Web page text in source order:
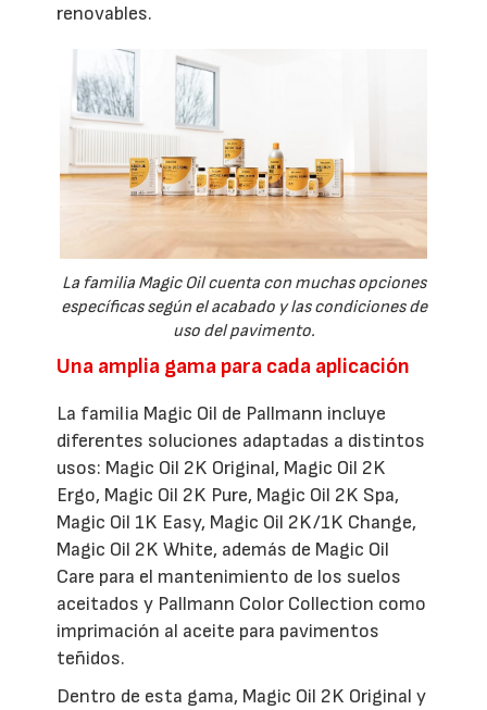
renovables.
La familia Magic Oil cuenta con muchas opciones
específicas según el acabado y las condiciones de
uso del pavimento.
Una amplia gama para cada aplicación
La familia Magic Oil de Pallmann incluye
diferentes soluciones adaptadas a distintos
usos: Magic Oil 2K Original, Magic Oil 2K
Ergo, Magic Oil 2K Pure, Magic Oil 2K Spa,
Magic Oil 1K Easy, Magic Oil 2K/1K Change,
Magic Oil 2K White, además de Magic Oil
Care para el mantenimiento de los suelos
aceitados y Pallmann Color Collection como
imprimación al aceite para pavimentos
teñidos.
Dentro de esta gama, Magic Oil 2K Original y